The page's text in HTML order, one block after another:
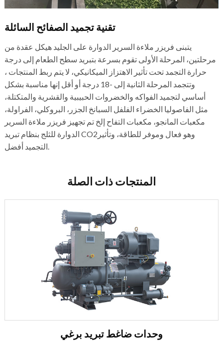
تقنية تجميد الصفائح السائلة
يتبنى فريزر ملاءة السرير الدوارة على الجليد هيكل عقدة من
مرحلتين، المرحلة الأولى تقوم بسرعة بتبريد سطح الطعام إلى درجة
حرارة التجمد تحت تأثير الاهتزاز الميكانيكي، لا يتم ربط المنتجات ،
وتتجمد المرحلة الثانية إلى -18 درجة أو أقل إنها مناسبة بشكل
أساسي لتجميد الفواكه والخضروات الحبيبية والقشرية والمتكتلة،
مثل الفاصوليا الخضراء الفلفل السبانخ الجزر، البروكلي، الفراولة،
مكعبات المانجو، مكعبات التفاح إلخ تم تجهيز فريزر ملاءة السرير
الدوارة للثلج بنظام تبريد CO2وهو فعال وموفر للطاقة، وتأثير
التجميد أفضل.
المنتجات ذات الصلة
وحدات ضاغط تبريد برغي